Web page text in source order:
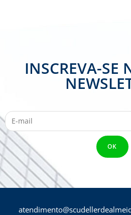
INSCREVA-SE